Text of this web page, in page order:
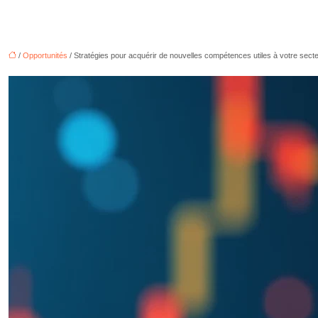
/ Opportunités / Stratégies pour acquérir de nouvelles compétences utiles à votre